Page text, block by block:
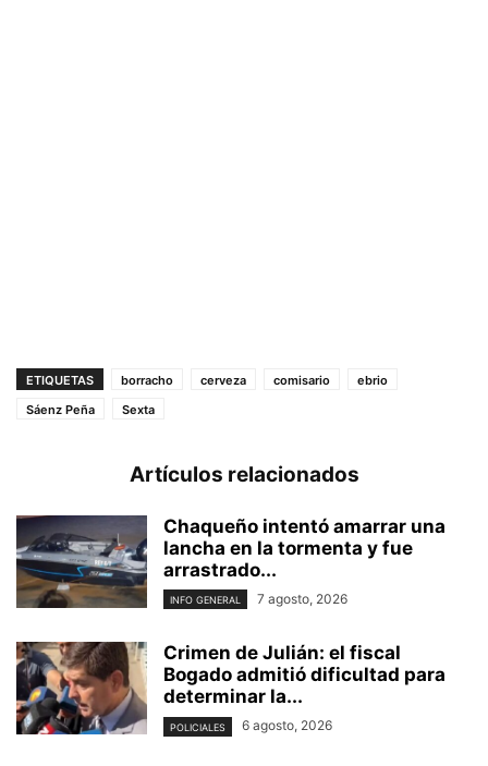
ETIQUETAS borracho cerveza comisario
ebrio
Sáenz Peña
Sexta
Artículos relacionados
Chaqueño intentó amarrar una
lancha en la tormenta y fue
arrastrado...
INFO GENERAL 7 agosto, 2026
Crimen de Julián: el fiscal
Bogado admitió dificultad para
determinar la...
POLICIALES 6 agosto, 2026